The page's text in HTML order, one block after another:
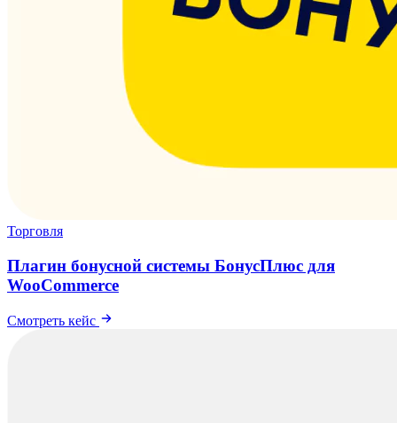
Торговля
Плагин бонусной системы БонусПлюс для
WooCommerce
Смотреть кейс